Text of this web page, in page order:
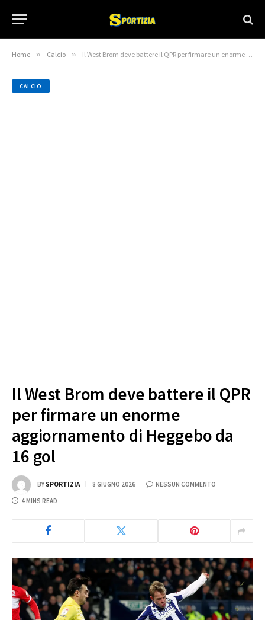
Home » Calcio » Il West Brom deve battere il QPR per firmare un enorme aggiornamento di Heggebo da 16 gol
CALCIO
Il West Brom deve battere il QPR
per firmare un enorme
aggiornamento di Heggebo da
16 gol
BY SPORTIZIA 8 GIUGNO 2026 NESSUN COMMENTO
4 MINS READ